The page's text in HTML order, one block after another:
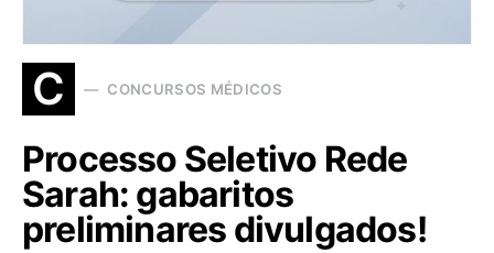
C CONCURSOS MÉDICOS
Processo Seletivo Rede
Sarah: gabaritos
preliminares divulgados!